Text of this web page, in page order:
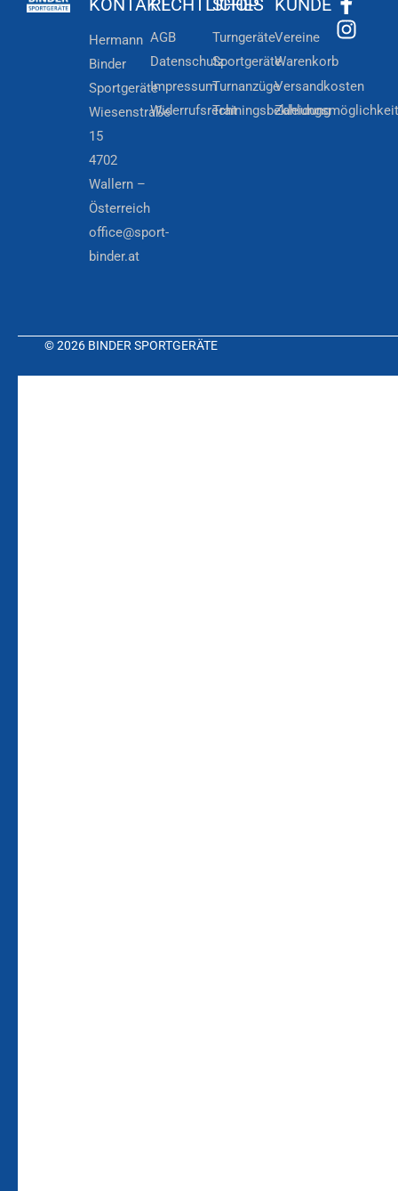
KONTAKT
Hermann
Binder
Sportgeräte
Wiesenstraße
15
4702
Wallern –
Österreich
office@sport-
binder.at
RECHTLICHES
AGB
Datenschutz
Impressum
Widerrufsrecht
SHOP
Turngeräte
Sportgeräte
Turnanzüge
Trainingsbekleidung
KUNDE
Vereine
Warenkorb
Versandkosten
© 2026 BINDER SPORTGERÄTE